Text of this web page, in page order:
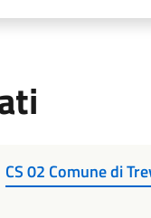
CS 02 Comune di